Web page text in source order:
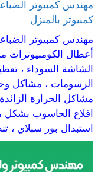
كمبيوتر بالمنزل
مهندس كمبيوتر
أعطال الكومبيوترات
الشاشة السوداء ،
الرسومات ، مشاكل
مشاكل الحرارة
اقلاع الحاسوب بشكل
استبدال بور سبلاي ،